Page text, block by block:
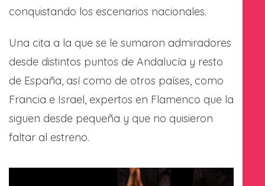
conquistando los escenarios nacionales.
Una cita a la que se le sumaron admiradores
desde distintos puntos de Andalucía y resto
de España, así como de otros países, como
Francia e Israel, expertos en Flamenco que la
siguen desde pequeña y que no quisieron
faltar al estreno.